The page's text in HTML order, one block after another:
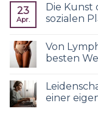
23
Apr.
Die Kunst
sozialen
Von
besten
einer